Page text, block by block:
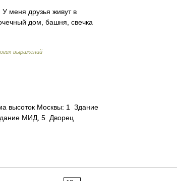
меня друзья живут в
дом, башня, свечка
выражений
высоток Москвы: 1 Здание
МИД, 5 Дворец